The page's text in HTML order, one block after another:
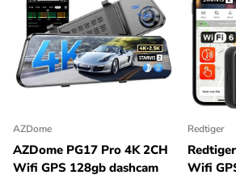
afhankelijk van het gebruikte systeem) de
kunnen stellen.
GPS slaat de coördinaten
Een dashboard camera met GPS is dus
waar hij op een bepaald moment is.Een
ontvanger slaat alle coördinaten op van
de dashboard camera is gefilmd. Dit
AZDome
AZDome PG17 Pro 4K 2CH
Wifi GPS 128gb dashcam
Redtiger
Wifi